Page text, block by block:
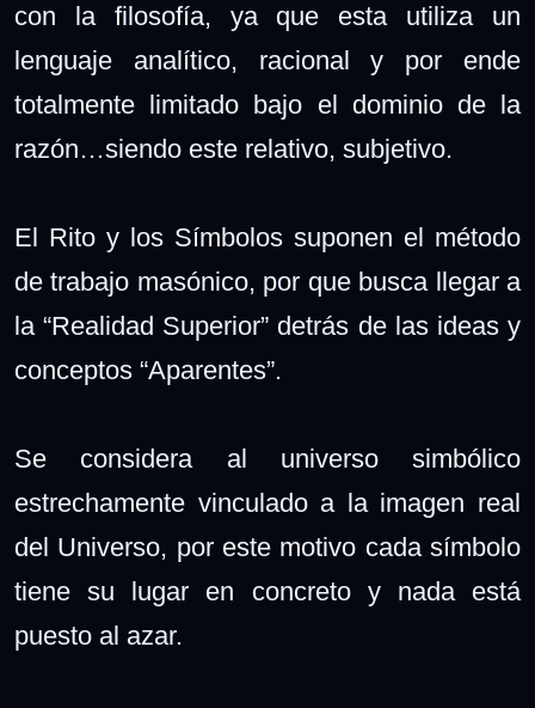
con la filosofía, ya que esta utiliza un
lenguaje analítico, racional y por ende
totalmente limitado bajo el dominio de la
razón…siendo este relativo, subjetivo.
El Rito y los Símbolos suponen el método
de trabajo masónico, por que busca llegar a
la “Realidad Superior” detrás de las ideas y
conceptos “Aparentes”.
Se considera al universo simbólico
estrechamente vinculado a la imagen real
del Universo, por este motivo cada símbolo
tiene su lugar en concreto y nada está
puesto al azar.